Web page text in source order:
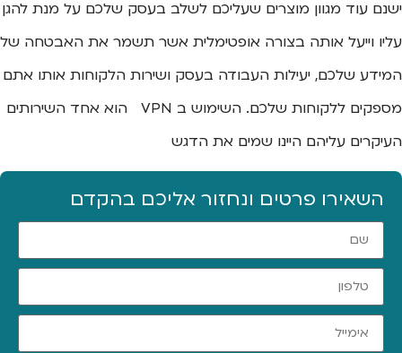
ישנם עוד מגוון מוצרים שעליכם לשלב בעסק שלכם על מנת להגן
עליו וייעל אותה בצורה אופטימלית אשר תשמר את האבטחה של
המידע שלכם, יעילות העבודה בעסק ושירות הלקוחות אותו אתם
מספקים ללקוחות שלכם. השימוש ב VPN הוא אחד השירותים
העיקרים עליהם היינו שמים את הדגש
השאירו פרטים ונחזור אליכם בהקדם